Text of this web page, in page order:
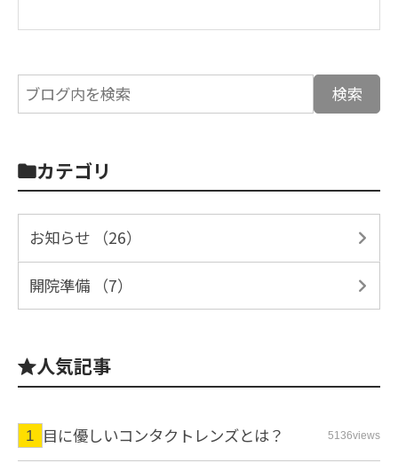
カテゴリ
お知らせ （26）
開院準備 （7）
人気記事
目に優しいコンタクトレンズとは？ 5136views